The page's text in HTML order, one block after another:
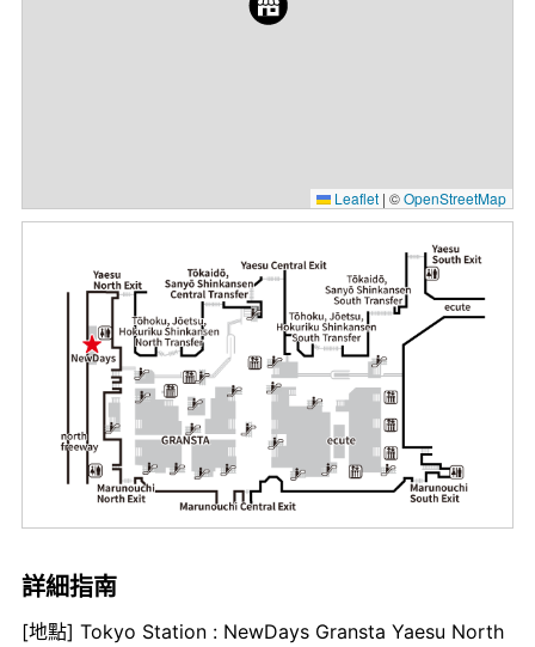
Leaflet | ©OpenStreetMap
詳細指南
[地點] Tokyo Station : NewDays Gransta Yaesu North